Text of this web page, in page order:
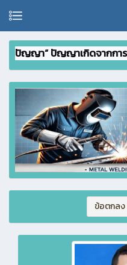
ญา” ปัญญาเกิดจากการฝึกฝน
ข้อตกลง